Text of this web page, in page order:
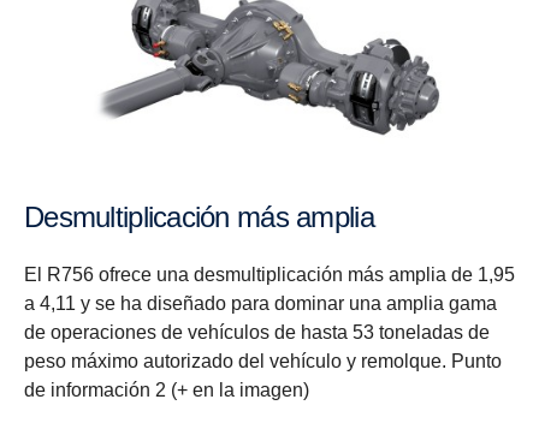
Desmultiplicación más amplia
El R756 ofrece una desmultiplicación más amplia de 1,95
a 4,11 y se ha diseñado para dominar una amplia gama
de operaciones de vehículos de hasta 53 toneladas de
peso máximo autorizado del vehículo y remolque. Punto
de información 2 (+ en la imagen)